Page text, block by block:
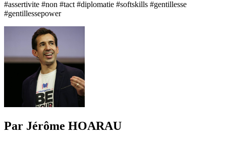
#assertivite #non #tact #diplomatie #softskills #gentillesse
#gentillessepower
Par Jérôme HOARAU